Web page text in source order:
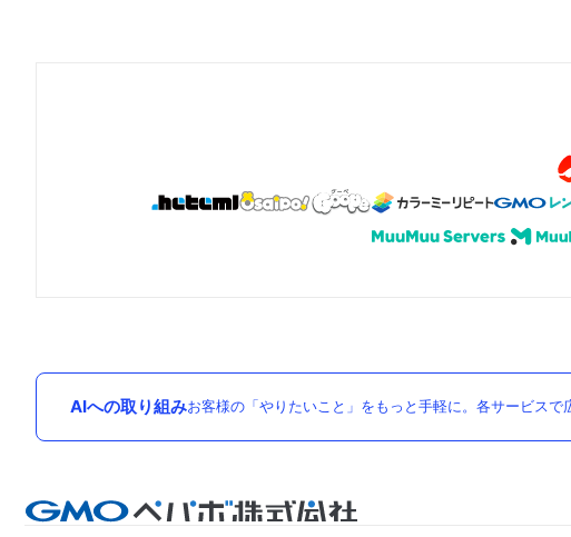
AIへの取り組みお客様の「やりたいこと」をもっと手軽に。各サービスで